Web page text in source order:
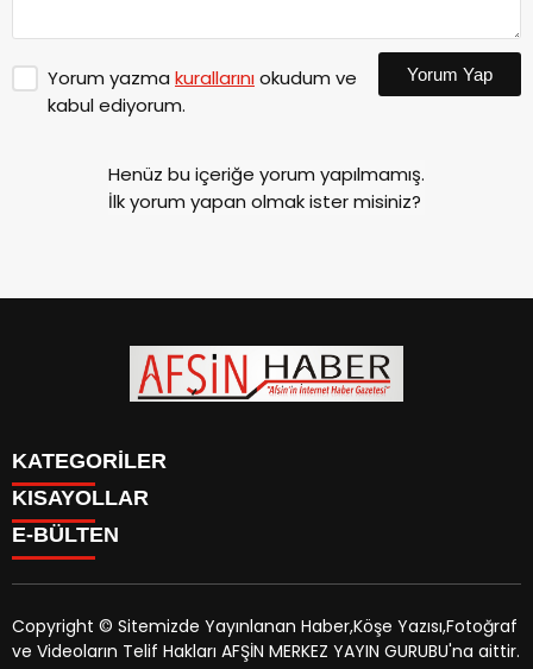
Yorum yazma kurallarınıokudum ve
kabul ediyorum.
Yorum Yap
Henüz bu içeriğe yorum yapılmamış.
İlk yorum yapan olmak ister misiniz?
KATEGORİLER
SİYASET
EĞİTİM
MAGAZİN
MANŞETLER
KISAYOLLAR
SİYASET
EĞİTİM
KÜLTÜR SANAT
MAGAZİN
E-BÜLTEN
afsinhaber.com e-bültenine abone olarak, tarafınıza haber,
Copyright © Sitemizde Yayınlanan Haber,Köşe Yazısı,Fotoğraf
ve Videoların Telif Hakları AFŞİN MERKEZ YAYIN GURUBU'na aittir.